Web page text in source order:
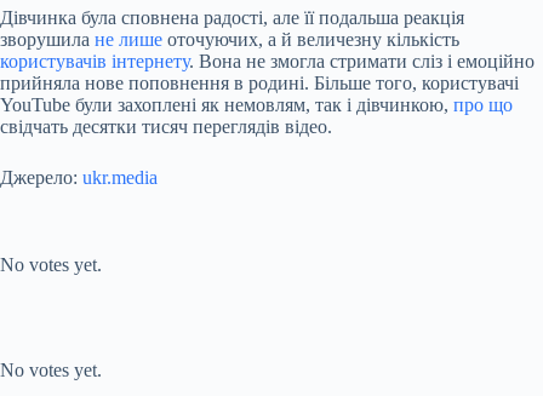
Дівчинка була сповнена радості, але її подальша реакція
зворушила не лише оточуючих, а й величезну кількість
користувачів інтернету. Вона не змогла стримати сліз і емоційно
прийняла нове поповнення в родині. Більше того, користувачі
YouTube були захоплені як немовлям, так і дівчинкою, про що
свідчать десятки тисяч переглядів відео.
Джерело: ukr.media
No votes yet.
No votes yet.